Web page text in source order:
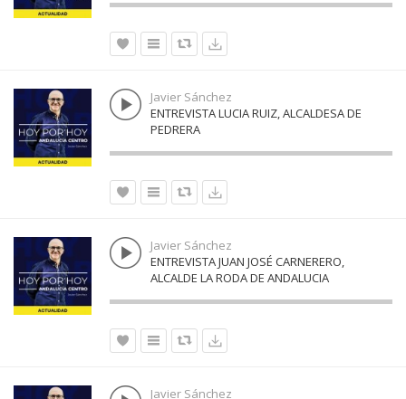
Javier Sánchez
ENTREVISTA LUCIA RUIZ, ALCALDESA DE
PEDRERA
Javier Sánchez
ENTREVISTA JUAN JOSÉ CARNERERO,
ALCALDE LA RODA DE ANDALUCIA
Javier Sánchez